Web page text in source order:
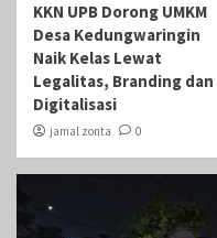
KKN UPB Dorong UMKM
Desa Kedungwaringin
Naik Kelas Lewat
Legalitas, Branding dan
Digitalisasi
jamal zonta 0